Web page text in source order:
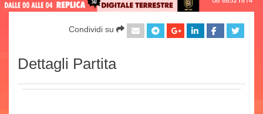
Condividi su
Dettagli Partita